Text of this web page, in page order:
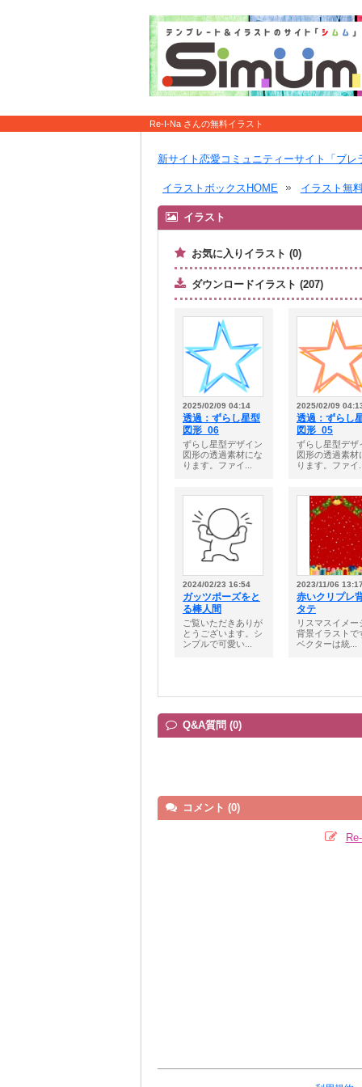
Re-I-Na さんの無料イラスト
新サイト恋愛コミュニティーサイト「ブレ
イラストボックスHOME イラスト無
イラスト
お気に入りイラスト (0)
ダウンロードイラスト (207)
2025/02/09 04:14
透過：ずらし星型
図形_06
ずらし星型デザイン
図形の透過素材にな
ります。ファイ...
2025/02/09
透過：ずらし
図形_05
ずらし星型デザ
図形の透過素材
ります。ファイ
2024/02/23 16:54
ガッツポーズをと
る棒人間
ご覧いただきありが
とうございます。シ
ンプルで可愛い...
2023/11/06
赤いクリプレ
タテ
リスマスイメー
背景イラストで
ベクターは統...
Q&A質問 (0)
コメント (0)